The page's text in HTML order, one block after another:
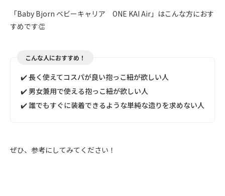
「Baby Bjorn ベビーキャリア ONE KAI Air」はこんな方におす
すめです👏
こんな人におすすめ！
✔️ 長く使えてコスパが良い抱っこ紐が欲しい人
✔️ 男女兼用で使える抱っこ紐が欲しい人
✔️ 誰でもすぐに装着できるような単純な造りを求めない人
ぜひ、参考にしてみてください！